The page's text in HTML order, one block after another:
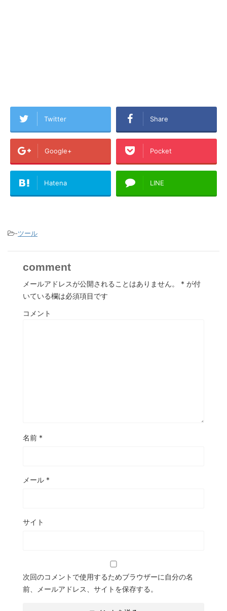
Twitter Share
Google+ Pocket
Hatena LINE
-ツール
comment
メールアドレスが公開されることはありません。 * が付
いている欄は必須項目です
コメント
名前 *
メール *
サイト
次回のコメントで使用するためブラウザーに自分の名
前、メールアドレス、サイトを保存する。